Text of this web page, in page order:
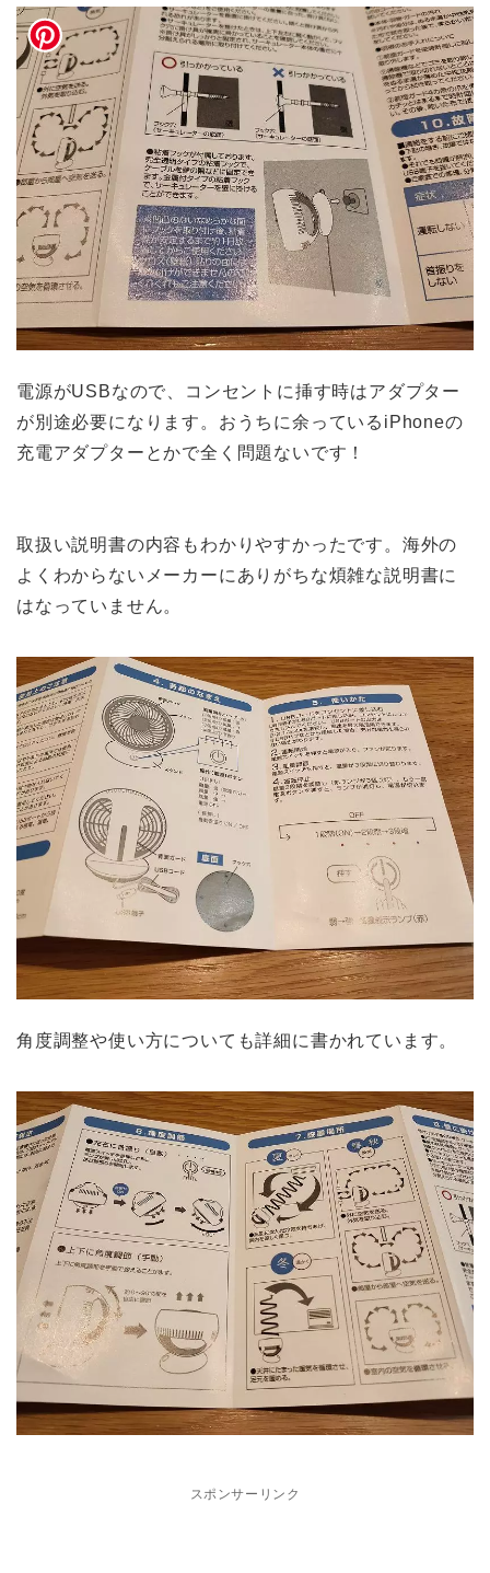
電源がUSBなので、コンセントに挿す時はアダプター
が別途必要になります。おうちに余っているiPhoneの
充電アダプターとかで全く問題ないです！
取扱い説明書の内容もわかりやすかったです。海外の
よくわからないメーカーにありがちな煩雑な説明書に
はなっていません。
角度調整や使い方についても詳細に書かれています。
スポンサーリンク